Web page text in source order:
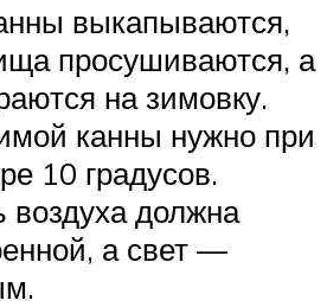
выкапываются,
просушиваются, а
на зимовку.
канны нужно при
10 градусов.
воздуха должна
а свет —